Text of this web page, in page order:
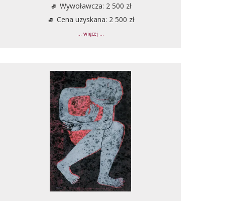
Wywoławcza: 2 500 zł
Cena uzyskana: 2 500 zł
... więcej ...